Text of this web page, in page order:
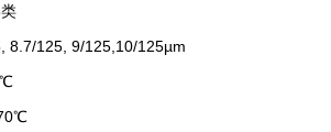
8.7/125, 9/125,10/125µm